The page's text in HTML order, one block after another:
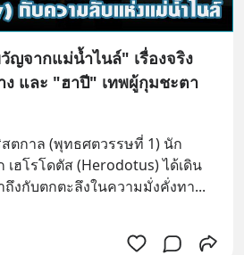
จากแม่น้ำไนล์" เรื่องจริง
ง และ "ฮาปี" เทพผู้กุมชะตา
ตกาล (พุทธศตวรรษที่ 1) นัก
ฮโรโดตัส (Herodotus) ได้เดิน
ถึงกับตกตะลึงในความมั่งคั่งทา